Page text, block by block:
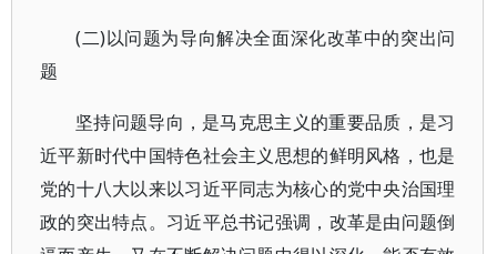
(二)以问题为导向解决全面深化改革中的突出问
题
坚持问题导向，是马克思主义的重要品质，是习
近平新时代中国特色社会主义思想的鲜明风格，也是
党的十八大以来以习近平同志为核心的党中央治国理
政的突出特点。习近平总书记强调，改革是由问题倒